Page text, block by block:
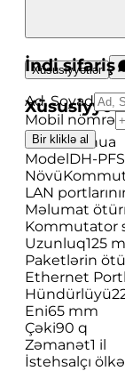
İndi sifariş
Ad, Soyad
Mobil nömrə
Bir kliklə al
Xüsusiyyətlər
BrendDahua
ModelDH-
Növü
LAN
Məlumat
Kommutator
Uzunluq125
Paketlərin
Ethernet
Hündürlüyü
Eni65 mm
Çəki90 q
Zəmanət1 il
İstehsalçı ölkə